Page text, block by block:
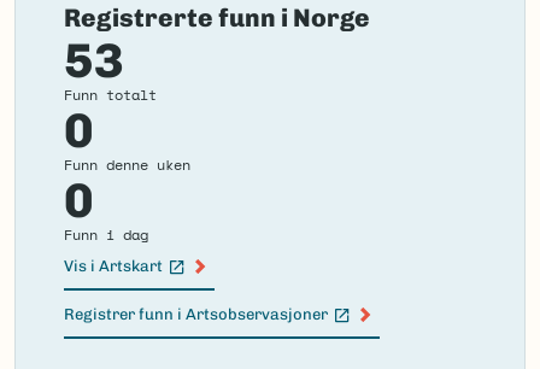
Registrerte funn i Norge
53
Funn totalt
0
Funn denne uken
0
Funn i dag
Vis i Artskart
(Ekstern lenke)
Registrer funn i Artsobservasjoner
(Ekstern lenke)